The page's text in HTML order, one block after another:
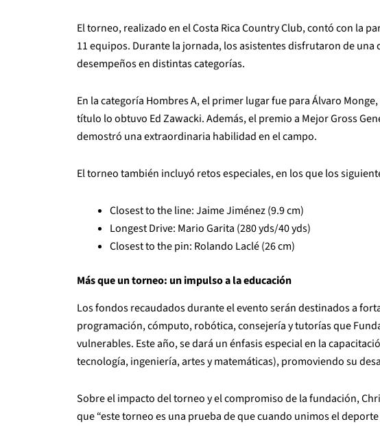
El torneo, realizado en el Costa Rica Country Club, contó con la
11 equipos. Durante la jornada, los asistentes disfrutaron de
desempeños en distintas categorías.
En la categoría Hombres A, el primer lugar fue para Álvaro
título lo obtuvo Ed Zawacki. Además, el premio a Mejor Gross
demostró una extraordinaria habilidad en el campo.
El torneo también incluyó retos especiales, en los que los
Closest to the line: Jaime Jiménez (9.9 cm)
Longest Drive: Mario Garita (280 yds/40 yds)
Closest to the pin: Rolando Laclé (26 cm)
Más que un torneo: un impulso a la educación
Los fondos recaudados durante el evento serán destinados a
programación, cómputo, robótica, consejería y tutorías que
vulnerables. Este año, se dará un énfasis especial en la
tecnología, ingeniería, artes y matemáticas), promoviendo su
Sobre el impacto del torneo y el compromiso de la fundación,
que “este torneo es una prueba de que cuando unimos el